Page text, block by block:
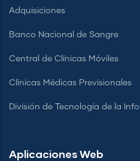
Adquisiciones
Banco Nacional de Sangre
Central de Clínicas Móviles
Clínicas Médicas Previsionales
División de Tecnología de la
Aplicaciones Web